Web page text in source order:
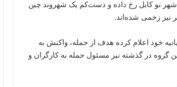
شهر نو کابل رخ داده و دست‌کم یک شهروند چین
خود اعلام کرده هدف از حمله، واکنش به
در گذشته نیز مسئول حمله به کارگران و